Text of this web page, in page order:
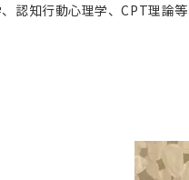
知行動心理学、CPT理論等